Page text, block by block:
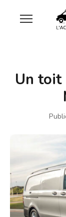
Un toit